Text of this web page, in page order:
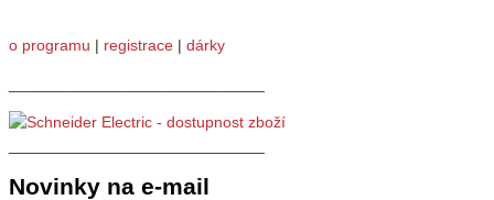
o programu | registrace | dárky
Novinky na e-mail